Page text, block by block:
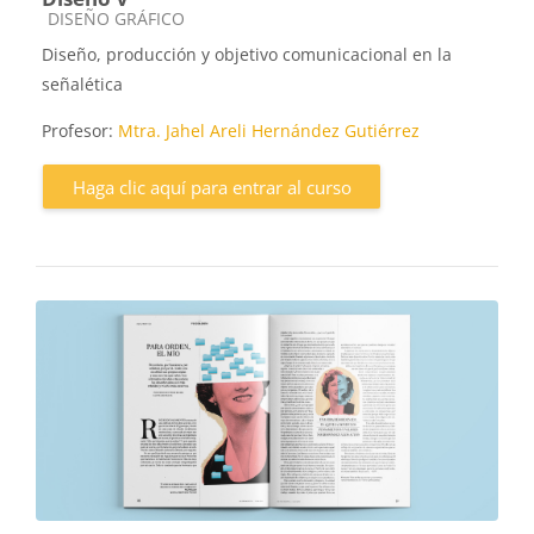
Categoría de cursos
DISEÑO GRÁFICO
Diseño, producción y objetivo comunicacional en la
señalética
Profesor: Mtra. Jahel Areli Hernández Gutiérrez
Haga clic aquí para entrar al curso